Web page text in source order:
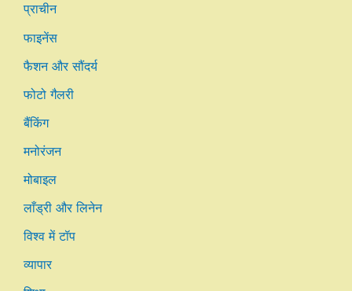
प्राचीन
फाइनेंस
फैशन और सौंदर्य
फोटो गैलरी
बैंकिंग
मनोरंजन
मोबाइल
लाँड्री और लिनेन
विश्व में टॉप
व्यापार